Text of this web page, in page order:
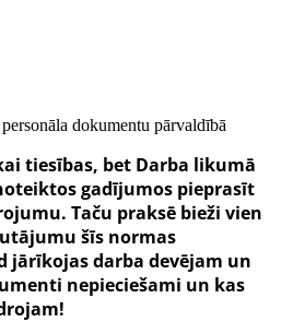
dokumentu pārvaldībā
tiesības, bet Darba likumā
gadījumos pieprasīt
Taču praksē bieži vien
šīs normas
jārīkojas darba devējam un
nepieciešami un kas